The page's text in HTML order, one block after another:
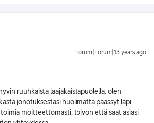
Forum|Forum|13 years ago
ruuhkaista laajakaistapuolella, olen
jonotuksestasi huolimatta päässyt läpi.
moitteettomasti, toivon että saat asiasi